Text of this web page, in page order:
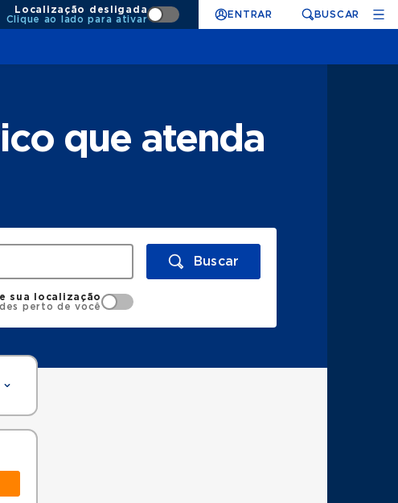
Localização desligada
Clique ao lado para ativar
ENTRAR BUSCAR
que atenda
Buscar
sua localização
perto de você